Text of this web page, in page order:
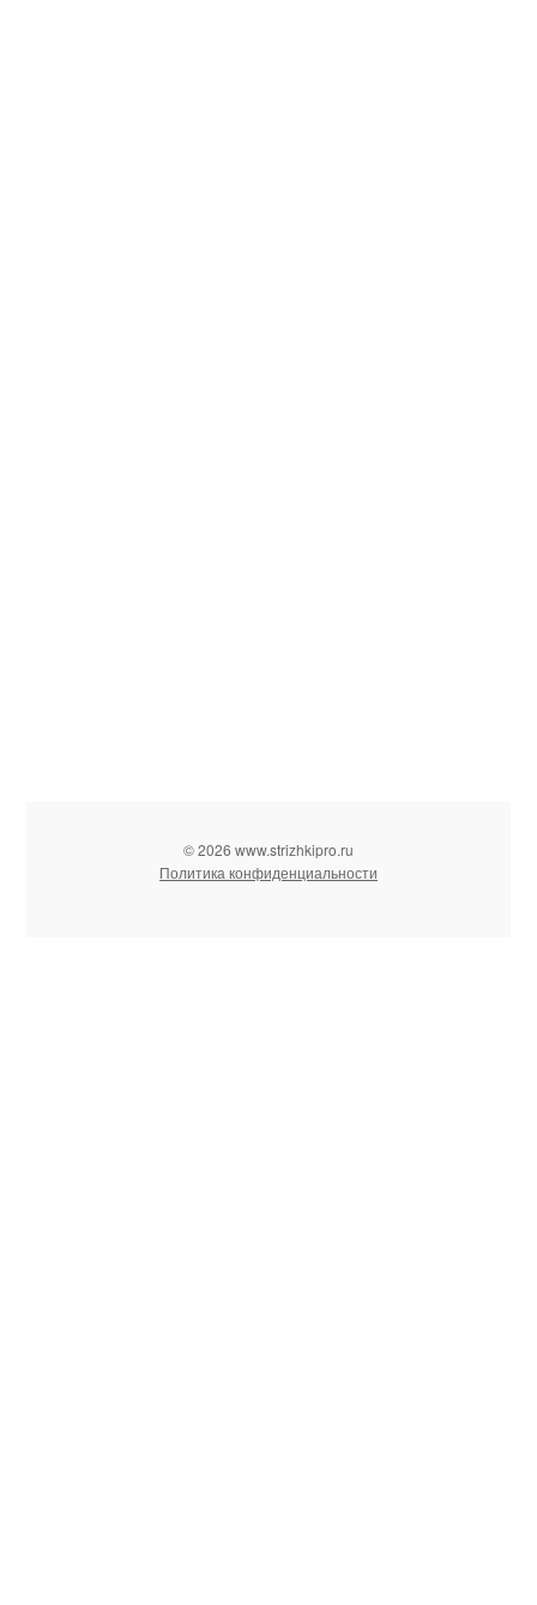
© 2026 www.strizhkipro.ru
Политика конфиденциальности